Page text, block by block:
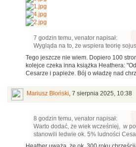
7 godzin temu, venator napisał:
Wygląda na to, że wspiera teorię
Tego jeszcze nie wiem. Dopiero 100
kolejce czeka inna książka Heathera:
Cesarze i papieże. Bój o władzę nad
Mariusz Błoński, 7 sierpnia 2025, 10:38
8 godzin temu, venator napisał:
Warto dodać, że wiek wcześniej, w
stanowili ledwie ok. 5% ludności